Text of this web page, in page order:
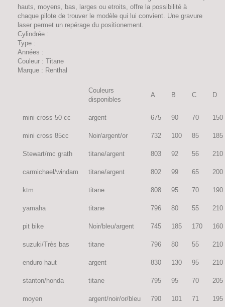
hauts, moyens, bas, larges ou etroits, offre la possibilité à
chaque pilote de trouver le modèle qui lui convient. Une gravure
laser permet un repérage du positionement.
Cylindrée :
Type :
Années :
Couleur : Titane
Marque : Renthal
Couleurs
disponibles
A B C D
mini cross 50 cc argent 675 90 70 150
mini cross 85cc Noir/argent/or 732 100 85 185
Stewart/mc grath titane/argent 803 92 56 210
carmichael/windam titane/argent 802 99 65 200
ktm titane 808 95 70 190
yamaha titane 796 80 55 210
pit bike Noir/bleu/argent 745 185 170 160
suzuki/Très bas titane 796 80 55 210
enduro haut argent 830 130 95 210
stanton/honda titane 795 95 70 205
moyen argent/noir/or/bleu 790 101 71 195